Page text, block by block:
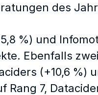
des
%) und
Ebenfalls
(+10,6 %)
7,